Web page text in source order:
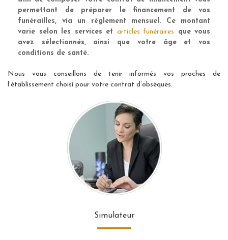
permettant de préparer le financement de vos
funérailles, via un règlement mensuel. Ce montant
varie selon les services et articles funéraires que vous
avez sélectionnés, ainsi que votre âge et vos
conditions de santé.
Nous vous conseillons de tenir informés vos proches de
l’établissement choisi pour votre contrat d’obsèques.
Simulateur